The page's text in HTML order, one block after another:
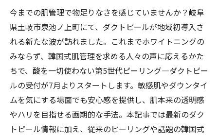
今までの肌管理で物足りなさを感じていませんか？岐阜
県土岐市泉池ノ上町にて、ダクトピールが地域初導入さ
れる新たな波が訪れました。これまでホワイトニングの
みならず、韓国式肌管理を求める人々の声に応えるかた
ちで、酸を一切使わない第5世代ピーリング―ダクトピー
ルの受付が7月よりスタートします。敏感肌やダウンタイ
ムを気にする場面でも安心感を提供し、肌本来の透明感
やハリを目指せる画期的な手法。本記事では最新のダク
トピール情報に加え、従来のピーリングや話題の韓国式